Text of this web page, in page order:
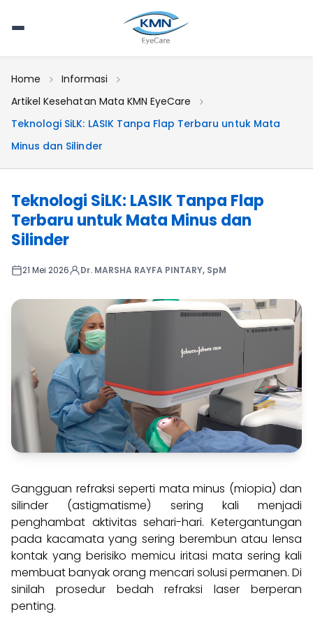
Home
Informasi
Artikel Kesehatan Mata KMN EyeCare
Teknologi SiLK: LASIK Tanpa Flap Terbaru untuk Mata
Minus dan Silinder
Teknologi SiLK: LASIK Tanpa Flap
Terbaru untuk Mata Minus dan
Silinder
21 Mei 2026 Dr. MARSHA RAYFA PINTARY, SpM
Gangguan refraksi seperti mata minus (miopia) dan
silinder (astigmatisme) sering kali menjadi
penghambat aktivitas sehari-hari. Ketergantungan
pada kacamata yang sering berembun atau lensa
kontak yang berisiko memicu iritasi mata sering kali
membuat banyak orang mencari solusi permanen. Di
sinilah prosedur bedah refraksi laser berperan
penting.